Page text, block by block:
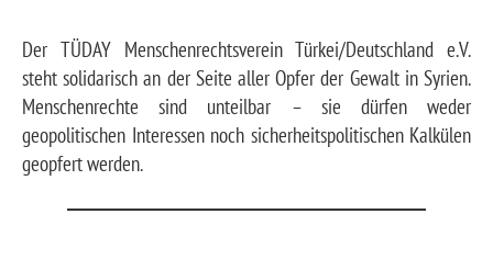
Der TÜDAY Menschenrechtsverein Türkei/Deutschland e.V.
steht solidarisch an der Seite aller Opfer der Gewalt in Syrien.
Menschenrechte sind unteilbar – sie dürfen weder
geopolitischen Interessen noch sicherheitspolitischen Kalkülen
geopfert werden.